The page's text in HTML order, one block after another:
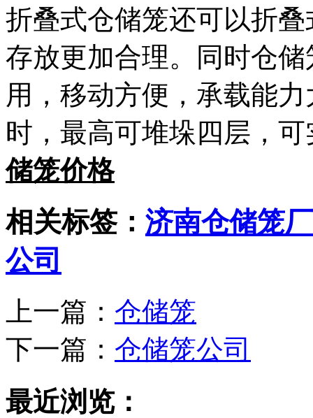
折叠式仓储笼还可以折
存放更加合理。同时仓
用，移动方便，承载能
时，最高可堆垛四层，
储笼价格
相关标签： 济南仓储笼
公司
上一篇： 仓储笼
下一篇： 仓储笼公司
最近浏览：